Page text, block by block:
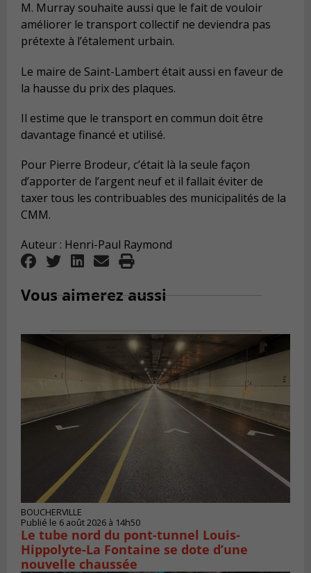
M. Murray souhaite aussi que le fait de vouloir
améliorer le transport collectif ne deviendra pas
prétexte à l’étalement urbain.
Le maire de Saint-Lambert était aussi en faveur de
la hausse du prix des plaques.
Il estime que le transport en commun doit être
davantage financé et utilisé.
Pour Pierre Brodeur, c’était là la seule façon
d’apporter de l’argent neuf et il fallait éviter de
taxer tous les contribuables des municipalités de la
CMM.
Auteur : Henri-Paul Raymond
Vous aimerez aussi
BOUCHERVILLE
Publié le 6 août 2026 à 14h50
Le tube nord du pont-tunnel Louis-
Hippolyte-La Fontaine se dote d’une
nouvelle chaussée